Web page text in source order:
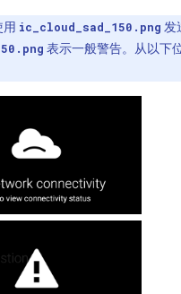
用 ic_cloud_sad_150.png 发
表示一般警告。从以下